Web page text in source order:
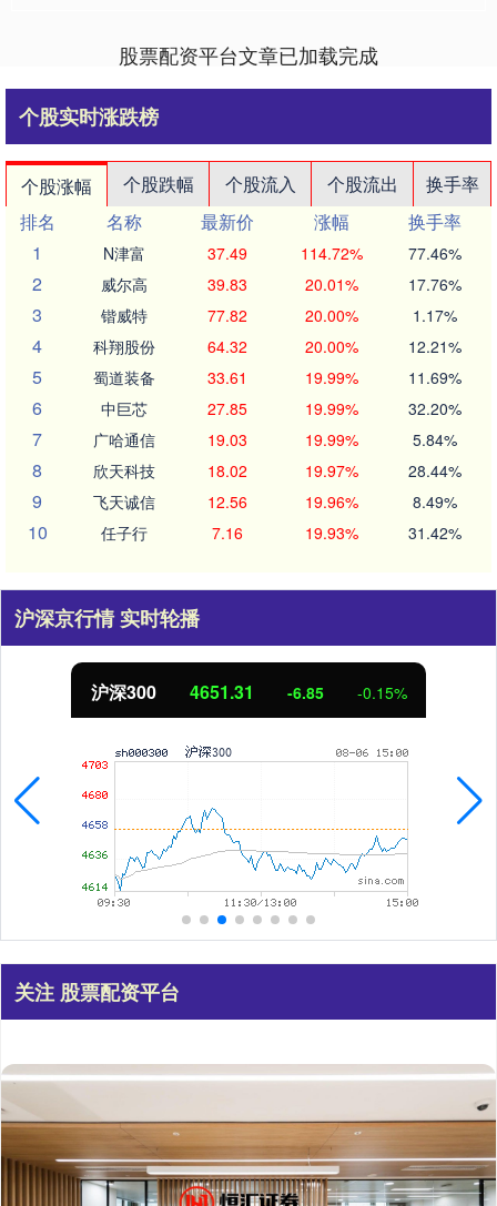
股票配资平台文章已加载完成
个股实时涨跌榜
个股涨幅 个股跌幅 个股流入 个股流出
换手率
排名
名称 最新价 涨幅
换手率
1
N津富 37.49 114.72% 77.46%
2 威尔高 39.83 20.01% 17.76%
3 锴威特 77.82 20.00% 1.17%
4 科翔股份 64.32 20.00% 12.21%
5 蜀道装备 33.61 19.99% 11.69%
6 中巨芯 27.85 19.99% 32.20%
7 广哈通信 19.03 19.99% 5.84%
8 欣天科技 18.02 19.97% 28.44%
9 飞天诚信 12.56 19.96% 8.49%
10 任子行 7.16 19.93% 31.42%
沪深京行情 实时轮播
沪深300 4651.31 -6.85 -0.15%
关注 股票配资平台